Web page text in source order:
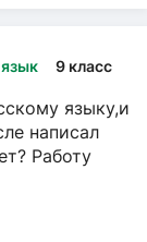
9 класс
языку,и
написал
Работу